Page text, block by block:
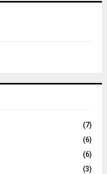
(7)
(6)
(6)
(3)